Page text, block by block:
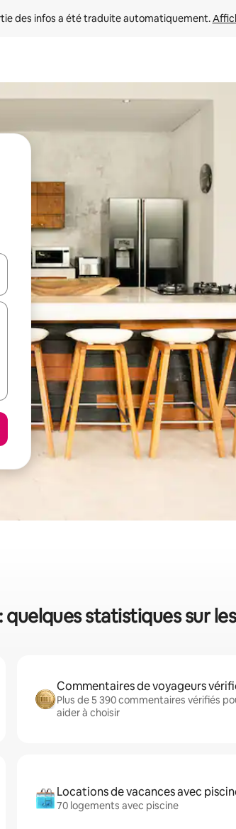
des infos a été traduite automatiquement.
les flèches vers le haut et vers le bas, ou
quelques statistiques sur
Commentaires de voyageurs
Plus de 5 390 commentaires vérifiés
aider à choisir
Locations de vacances avec
70 logements avec piscine